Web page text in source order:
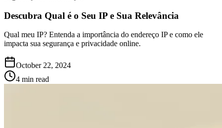
Descubra Qual é o Seu IP e Sua Relevância
Qual meu IP? Entenda a importância do endereço IP e como ele
impacta sua segurança e privacidade online.
October 22, 2024
4 min read